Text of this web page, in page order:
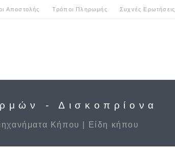
Αποστολής Τρόποι Πληρωμής Συχνές Ερωτήσεις
- Δισκοπρίονα
Κήπου | Είδη κήπου